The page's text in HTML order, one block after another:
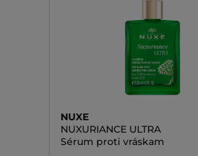
NUXE
NUXURIANCE ULTRA
Sérum proti vráskam